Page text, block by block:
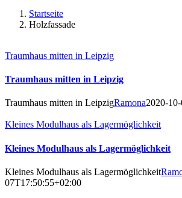
Startseite
Holzfassade
Traumhaus mitten in Leipzig
Traumhaus mitten in Leipzig
Traumhaus mitten in LeipzigRamona2020-
Kleines Modulhaus als Lagermöglichkeit
Kleines Modulhaus als Lagermöglichkeit
Kleines Modulhaus als Lagermöglichkeit
07T17:50:55+02:00